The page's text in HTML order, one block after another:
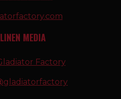
MEDIA
Factory